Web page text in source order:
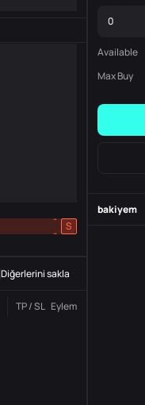
S
-
-
Diğerlerini sakla
TP / SL Eylem
Available
Max Buy
bakiyem